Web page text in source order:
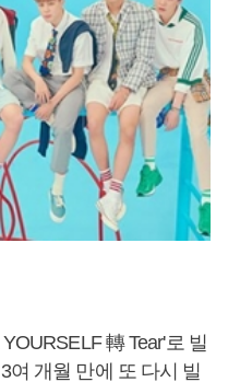
轉 Tear'로 빌
여 개월 만에 또 다시 빌